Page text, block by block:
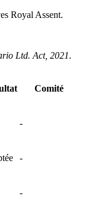
Royal Assent.
Ltd. Act, 2021.
Comité
-
-
-